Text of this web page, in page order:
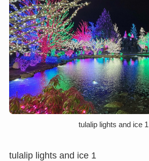
tulalip lights and ice 1
tulalip lights and ice 1